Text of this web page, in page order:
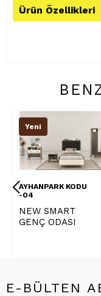
Ürün Özellikleri
Yeni
AYHANPARK KODU
-04
NEW SMART
GENÇ ODASI
E-BÜLTEN